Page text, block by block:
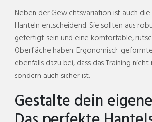
Neben der Gewichtsvariation ist auch
Hanteln entscheidend. Sie sollten aus
gefertigt sein und eine komfortable,
Oberfläche haben. Ergonomisch
ebenfalls dazu bei, dass das Training
sondern auch sicher ist.
Gestalte dein